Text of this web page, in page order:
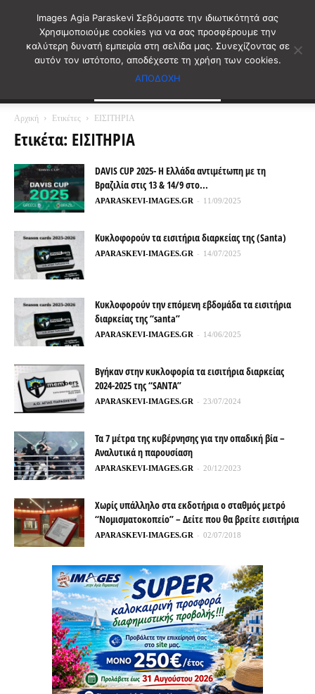
Αρχική Ετικέτες ΕΙΣΙΤΗΡΙΑ
Ετικέτα: ΕΙΣΙΤΗΡΙΑ
DAVIS CUP 2025- Η Ελλάδα αντιμέτωπη με τη
Βραζιλία στις 13 & 14/9 στο...
APARASKEVI-IMAGES.GR - 11/09/2025
Kυκλοφορούν τα εισιτήρια διαρκείας της (Santa)
APARASKEVI-IMAGES.GR - 14/07/2025
Κυκλοφορούν την επόμενη εβδομάδα τα εισιτήρια
διαρκείας της “santa”
APARASKEVI-IMAGES.GR - 14/06/2025
Βγήκαν στην κυκλοφορία τα εισιτήρια διαρκείας
2024-2025 της “SANTA”
APARASKEVI-IMAGES.GR - 23/07/2024
Τα 7 μέτρα της κυβέρνησης για την οπαδική βία –
Αναλυτικά η παρουσίαση
APARASKEVI-IMAGES.GR - 20/12/2023
Χωρίς υπάλληλο στα εκδοτήρια ο σταθμός μετρό
“Νομισματοκοπείο” – Δείτε που θα βρείτε εισιτήρια
APARASKEVI-IMAGES.GR - 02/07/2018
Images Agia Paraskevi Σεβόμαστε την ιδιωτικότητά σας
Χρησιμοποιούμε cookies για να σας προσφέρουμε την
καλύτερη δυνατή εμπειρία στη σελίδα μας. Συνεχίζοντας σε
αυτόν τον ιστότοπο, αποδέχεστε τη χρήση των cookies.
ΑΠΟΔΟΧΗ